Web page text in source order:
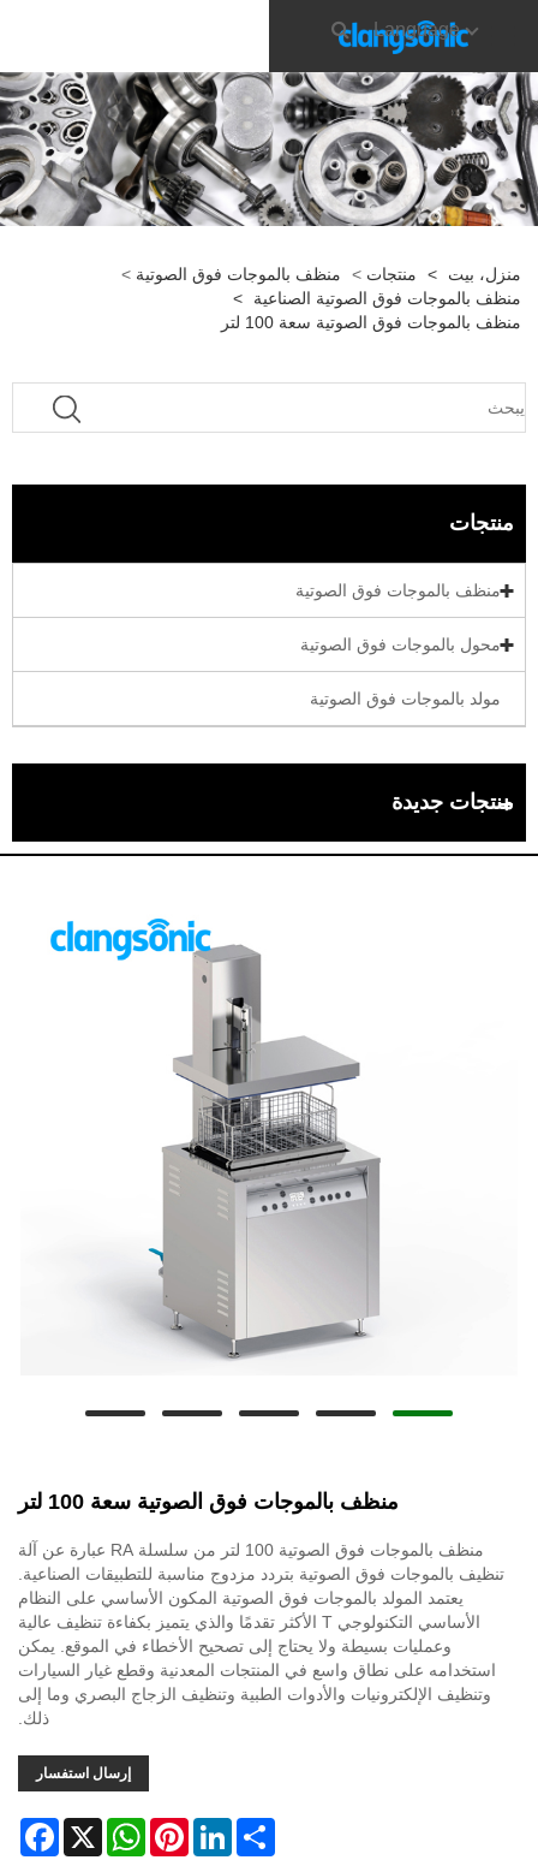
Language
منزل، بيت > منتجات > منظف ​​بالموجات فوق الصوتية >
منظف ​​بالموجات فوق الصوتية الصناعية
>
منظف ​​بالموجات فوق الصوتية سعة 100 لتر
منتجات
منظف ​​بالموجات فوق الصوتية
محول بالموجات فوق الصوتية
مولد بالموجات فوق الصوتية
منتجات جديدة
منظف ​​بالموجات فوق الصوتية سعة 100 لتر
منظف ​​بالموجات فوق الصوتية 100 لتر من سلسلة RA عبارة عن آلة
تنظيف بالموجات فوق الصوتية بتردد مزدوج مناسبة للتطبيقات الصناعية.
يعتمد المولد بالموجات فوق الصوتية المكون الأساسي على النظام
الأساسي التكنولوجي T الأكثر تقدمًا والذي يتميز بكفاءة تنظيف عالية
وعمليات بسيطة ولا يحتاج إلى تصحيح الأخطاء في الموقع. يمكن
استخدامه على نطاق واسع في المنتجات المعدنية وقطع غيار السيارات
وتنظيف الإلكترونيات والأدوات الطبية وتنظيف الزجاج البصري وما إلى
ذلك.
إرسال استفسار
X
WhatsAppPinterestLinkedInShare